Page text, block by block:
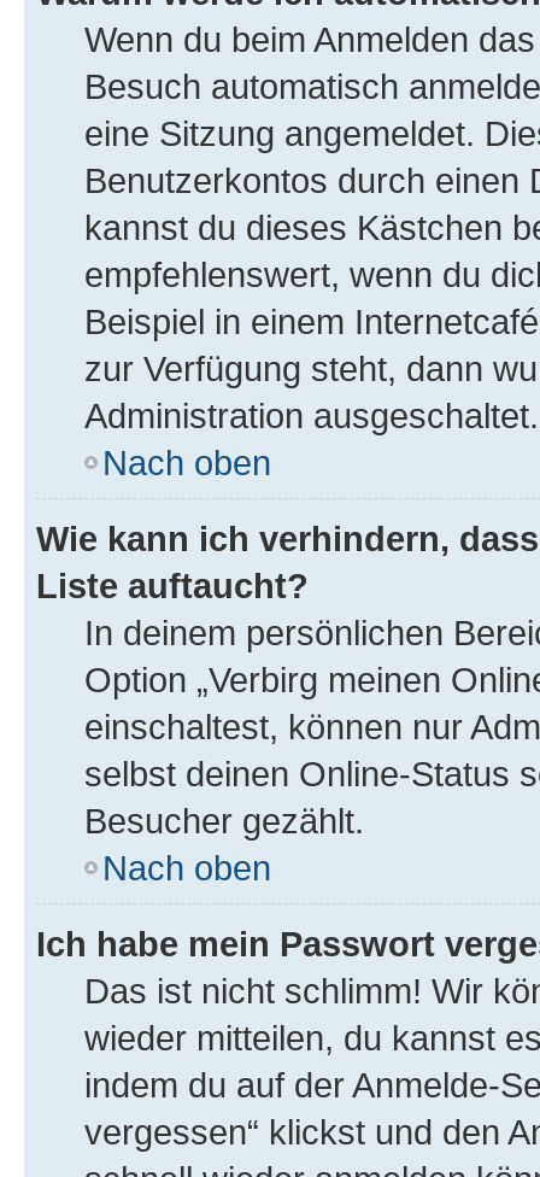
Wenn du beim Anmelden
Besuch automatisch
eine Sitzung angemeldet.
Benutzerkontos durch einen
kannst du dieses Kästchen
empfehlenswert, wenn du
Beispiel in einem
zur Verfügung steht, dann
Administration ausgeschaltet.
Nach oben
Wie kann ich verhindern,
Liste auftaucht?
In deinem persönlichen
Option „Verbirg meinen
einschaltest, können nur
selbst deinen Online-Status
Besucher gezählt.
Nach oben
Ich habe mein Passwort
Das ist nicht schlimm! Wir
wieder mitteilen, du kannst
indem du auf der Anmelde-
vergessen“ klickst und den